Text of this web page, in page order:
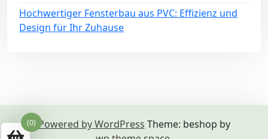
Hochwertiger Fensterbau aus PVC: Effizienz und
Design für Ihr Zuhause
Powered by WordPress Theme: beshop by
(0)